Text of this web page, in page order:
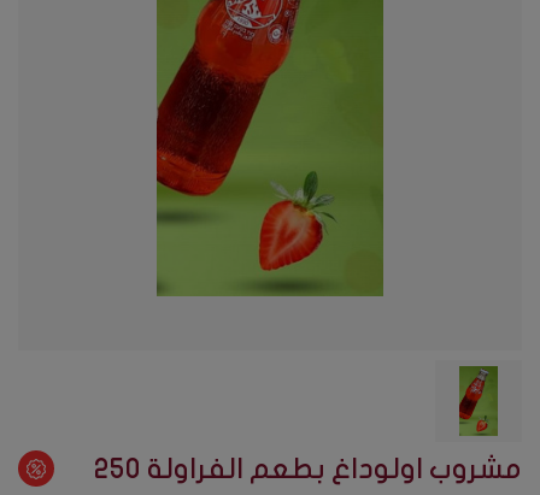
مشروب اولوداغ بطعم الفراولة 250